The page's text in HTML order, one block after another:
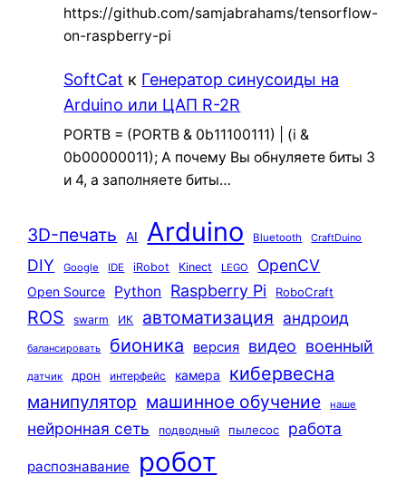
https://github.com/samjabrahams/tensorflow-
on-raspberry-pi
SoftCat к Генератор синусоиды на
Arduino или ЦАП R-2R
PORTB = (PORTB & 0b11100111) | (i &
0b00000011); А почему Вы обнуляете биты 3
и 4, а заполняете биты…
3D-печать AI Arduino Bluetooth CraftDuino
DIY Google IDE iRobot Kinect LEGO OpenCV
Open Source Python Raspberry Pi RoboCraft
ROS swarm ИК автоматизация андроид
балансировать бионика версия видео военный
датчик дрон интерфейс камера кибервесна
манипулятор машинное обучение наше
нейронная сеть подводный пылесос работа
распознавание робот